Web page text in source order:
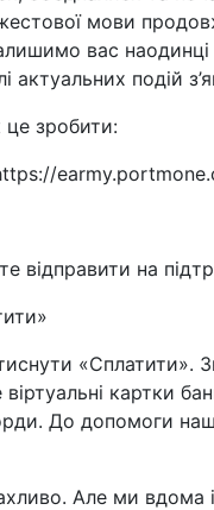
жестової мови
вас наодинці
актуальних подій
це зробити:
відправити на
картки
До допомоги
Але ми